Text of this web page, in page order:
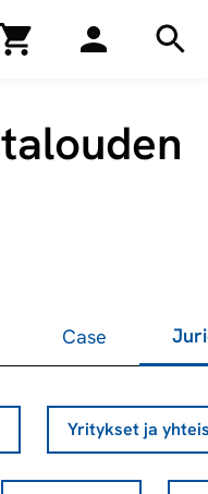
Avaa navigaatio
Case
Yritykset ja